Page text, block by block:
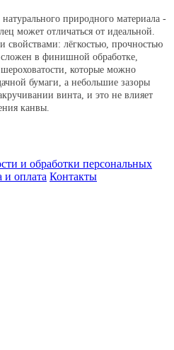
природного материала -
может отличаться от идеальной.
свойствами: лёгкостью, прочностью
в финишной обработке,
которые можно
бумаги, а небольшие зазоры
винта, и это не влияет
канвы.
и обработки персональных
и оплата Контакты